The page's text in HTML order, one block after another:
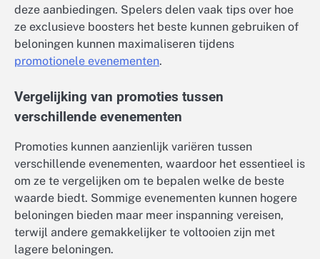
deze aanbiedingen. Spelers delen vaak tips over hoe
ze exclusieve boosters het beste kunnen gebruiken of
beloningen kunnen maximaliseren tijdens
promotionele evenementen.
Vergelijking van promoties tussen
verschillende evenementen
Promoties kunnen aanzienlijk variëren tussen
verschillende evenementen, waardoor het essentieel is
om ze te vergelijken om te bepalen welke de beste
waarde biedt. Sommige evenementen kunnen hogere
beloningen bieden maar meer inspanning vereisen,
terwijl andere gemakkelijker te voltooien zijn met
lagere beloningen.